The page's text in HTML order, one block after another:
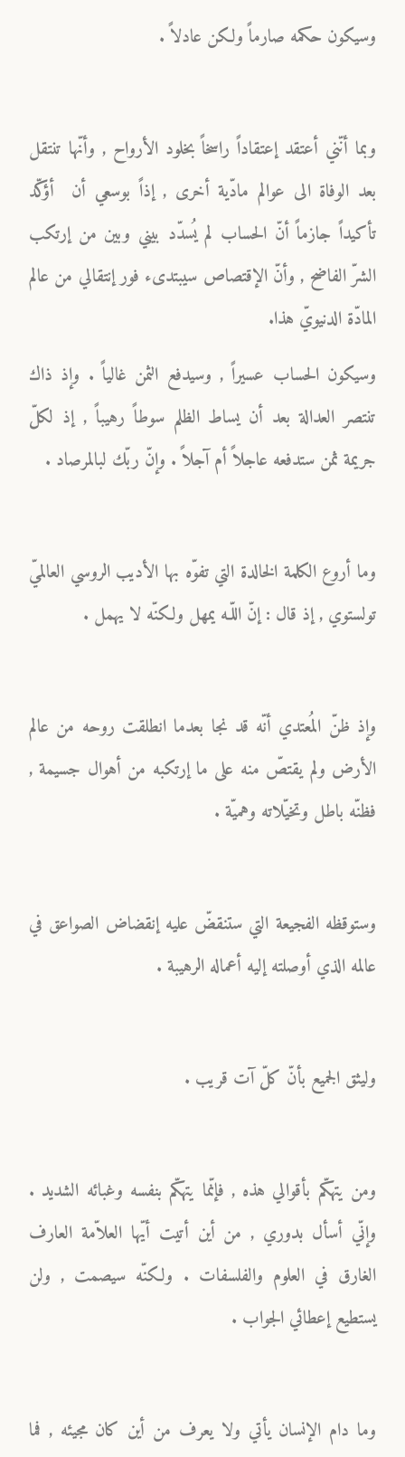
وسيكون حكمه صارماً ولكن عادلاً .
وبما أنّني أعتقد إعتقاداً راسخاً بخلود الأرواح , وأنّها تنتقل
بعد الوفاة الى عوالم مادّية أخرى , إذاً بوسعي أن أؤكّد
تأكيداً جازماً أنّ الحساب لم يُسدّد بيني وبين من إرتكب
الشرّ الفاضح , وأنّ الإقتصاص سيبتدىء فور إنتقالي من عالم
المادّة الدنيويّ هذا.
وسيكون الحساب عسيراً , وسيدفع الثمن غالياً . وإذ ذاك
تنتصر العدالة بعد أن يساط الظلم سوطاً رهيباً , إذ لكلّ
جريمة ثمن ستدفعه عاجلاً أم آجلاً . وإنّ ربّك لبالمرصاد .
وما أروع الكلمة الخالدة التي تفوّه بها الأديب الروسي العالميّ
تولستوي , إذ قال : إنّ اللّـه يمهل ولكنّه لا يهمل .
وإذ ظنّ المُعتدي أنّه قد نجا بعدما انطلقت روحه من عالم
الأرض ولم يقتصّ منه على ما إرتكبه من أهوال جسيمة ,
فظنّه باطل وتخيّلاته وهميّة .
وستوقظه الفجيعة التي ستنقضّ عليه إنقضاض الصواعق في
عالمه الذي أوصلته إليه أعماله الرهيبة .
وليثق الجميع بأنّ كلّ آت قريب .
ومن يتهكّم بأقوالي هذه , فإنّما يتهكّم بنفسه وغبائه الشديد .
وإنّي أسأل بدوري , من أين أتيت أيّها العلاّمة العارف
الغارق في العلوم والفلسفات . ولكنّه سيصمت , ولن
يستطيع إعطائي الجواب .
وما دام الإنسان يأتي ولا يعرف من أين كان مجيئه , فما